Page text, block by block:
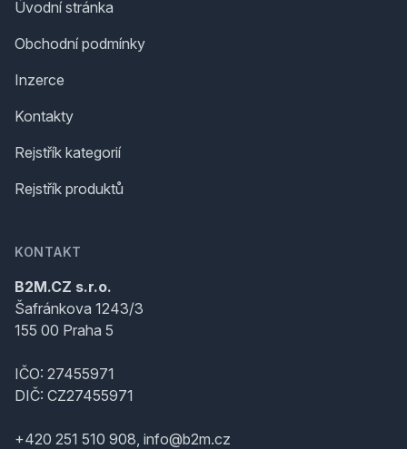
Úvodní stránka
Obchodní podmínky
Inzerce
Kontakty
Rejstřík kategorií
Rejstřík produktů
KONTAKT
B2M.CZ s.r.o.
Šafránkova 1243/3
155 00 Praha 5
IČO: 27455971
DIČ: CZ27455971
+420 251 510 908, info@b2m.cz